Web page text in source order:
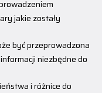
jakie zostały
być przeprowadzona
niezbędne do
i różnice do